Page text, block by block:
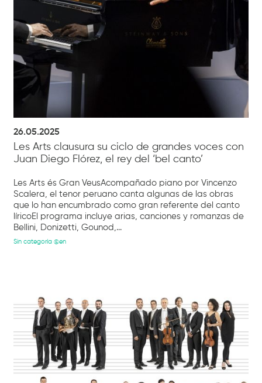
26.05.2025
Les Arts clausura su ciclo de grandes voces con
Juan Diego Flórez, el rey del ‘bel canto’
Les Arts és Gran VeusAcompañado piano por Vincenzo
Scalera, el tenor peruano canta algunas de las obras
que lo han encumbrado como gran referente del canto
líricoEl programa incluye arias, canciones y romanzas de
Bellini, Donizetti, Gounod,...
Sin categoría @en